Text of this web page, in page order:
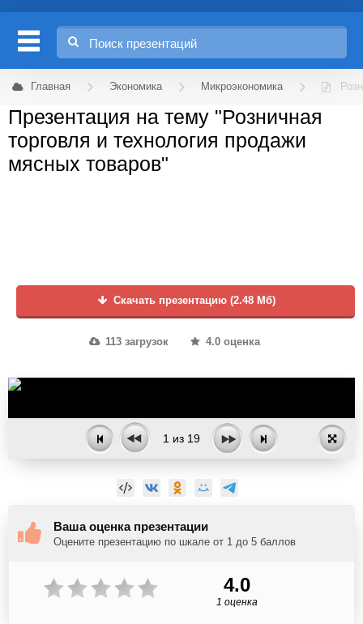
Главная Экономика Микроэкономика
Презентация на тему "Розничная
торговля и технология продажи
мясных товаров"
Скачать презентацию (2.48 Мб)
113 загрузок 4.0 оценка
1 из 19
Ваша оценка презентации
Оцените презентацию по шкале от 1 до 5 баллов
4.0
1 оценка